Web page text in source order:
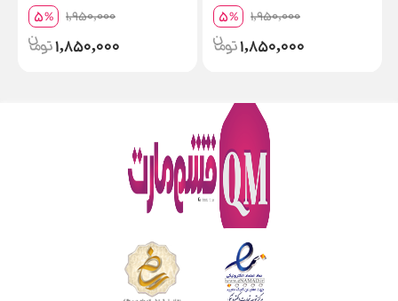
1,950,000
5%
1,850,000
1,950,000
5%
1,850,000